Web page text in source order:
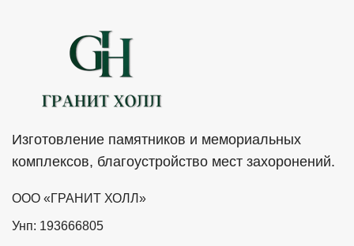
Изготовление памятников и мемориальных
комплексов, благоустройство мест захоронений.
ООО «ГРАНИТ ХОЛЛ»
Унп: 193666805